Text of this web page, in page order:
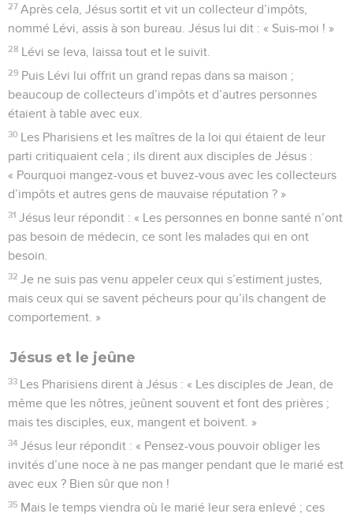
27 Après cela, Jésus sortit et vit un collecteur d’impôts,
nommé Lévi, assis à son bureau. Jésus lui dit : « Suis-moi ! »
28 Lévi se leva, laissa tout et le suivit.
29 Puis Lévi lui offrit un grand repas dans sa maison ;
beaucoup de collecteurs d’impôts et d’autres personnes
étaient à table avec eux.
30 Les Pharisiens et les maîtres de la loi qui étaient de leur
parti critiquaient cela ; ils dirent aux disciples de Jésus :
« Pourquoi mangez-vous et buvez-vous avec les collecteurs
d’impôts et autres gens de mauvaise réputation ? »
31 Jésus leur répondit : « Les personnes en bonne santé n’ont
pas besoin de médecin, ce sont les malades qui en ont
besoin.
32 Je ne suis pas venu appeler ceux qui s’estiment justes,
mais ceux qui se savent pécheurs pour qu’ils changent de
comportement. »
Jésus et le jeûne
33 Les Pharisiens dirent à Jésus : « Les disciples de Jean, de
même que les nôtres, jeûnent souvent et font des prières ;
mais tes disciples, eux, mangent et boivent. »
34 Jésus leur répondit : « Pensez-vous pouvoir obliger les
invités d’une noce à ne pas manger pendant que le marié est
avec eux ? Bien sûr que non !
35 Mais le temps viendra où le marié leur sera enlevé ; ces